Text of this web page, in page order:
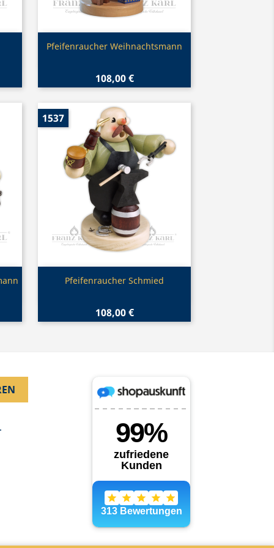
Vorschau
Pfeifenraucher Weihnachtsmann
108,00 €
Vorschau
Pfeifenraucher Schmied
108,00 €
1537